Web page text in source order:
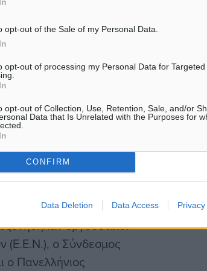
opt-out of the Sale of my Personal Data.
opt-out of processing my Personal Data for Targeted
opt-out of Collection, Use, Retention, Sale, and/or
Data that Is Unrelated with the Purposes for
CONFIRM
Data Deletion Data Access
φορολογικά και άλλα
ισοζύγιο αυτών πού
θετικό κατά
όλα τα περίπτερα της
ειδικότητες και το
από τον
τον Γενικό Γραμματέα
Διευθυντή
στην Εργασία,
της Ελλάδας στο
εργοδοτικοί
(Ε.Ε.Ν.), ο Σύνδεσμος
ο Πανελλήνιος